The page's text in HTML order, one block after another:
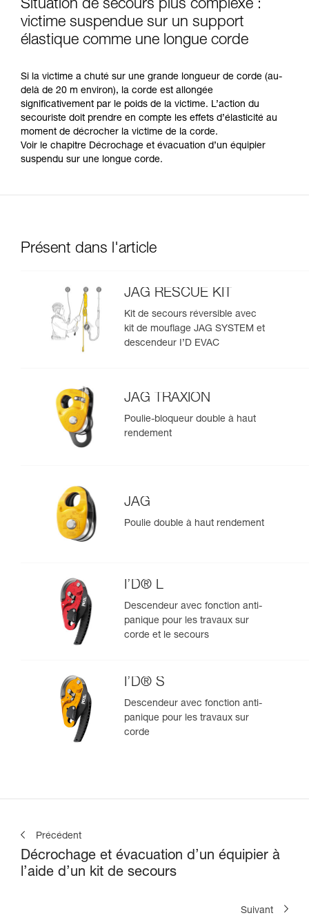
Situation de secours plus complexe :
victime suspendue sur un support
élastique comme une longue corde
Si la victime a chuté sur une grande longueur de corde (au-
delà de 20 m environ), la corde est allongée
significativement par le poids de la victime. L’action du
secouriste doit prendre en compte les effets d’élasticité au
moment de décrocher la victime de la corde.
Voir le chapitre Décrochage et évacuation d’un équipier
suspendu sur une longue corde.
Présent dans l'article
JAG RESCUE KIT
Kit de secours réversible avec
kit de mouflage JAG SYSTEM et
descendeur I’D EVAC
JAG TRAXION
Poulie-bloqueur double à haut
rendement
JAG
Poulie double à haut rendement
I’D® L
Descendeur avec fonction anti-
panique pour les travaux sur
corde et le secours
I’D® S
Descendeur avec fonction anti-
panique pour les travaux sur
corde
Précédent
Décrochage et évacuation d’un équipier à
l’aide d’un kit de secours
Suivant